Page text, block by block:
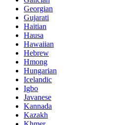
Georgian
Gujarati
Haitian
Hausa
Hawaiian
Hebrew
Hmong
Hungarian
Icelandic
Igbo
Javanese
Kannada
Kazakh